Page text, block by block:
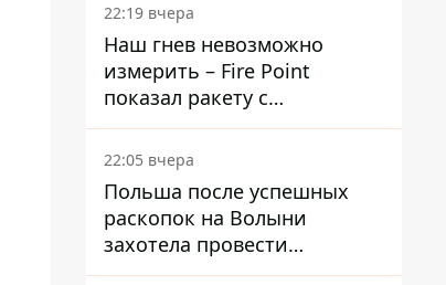
22:19 вчера
Наш гнев невозможно
измерить – Fire Point
показал ракету с
загадочной отметкой 723
22:05 вчера
Польша после успешных
раскопок на Волыни
захотела провести
эксгумацию в новых местах